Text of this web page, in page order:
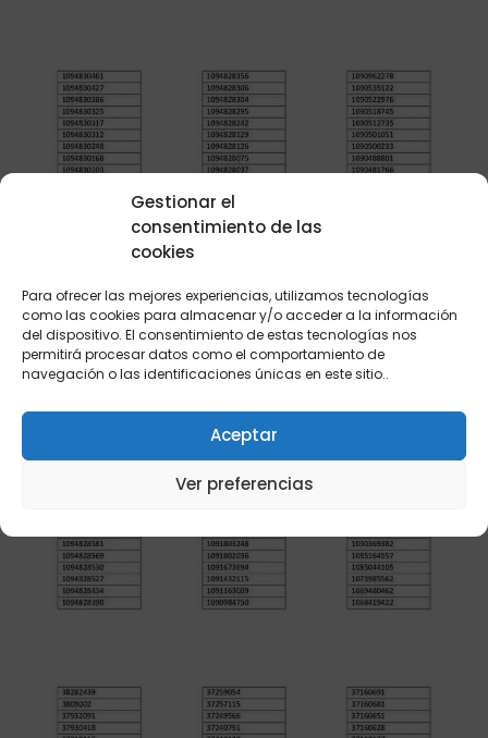
Gestionar el
consentimiento de las
cookies
Para ofrecer las mejores experiencias, utilizamos tecnologías
como las cookies para almacenar y/o acceder a la información
del dispositivo. El consentimiento de estas tecnologías nos
permitirá procesar datos como el comportamiento de
navegación o las identificaciones únicas en este sitio..
Aceptar
Ver preferencias